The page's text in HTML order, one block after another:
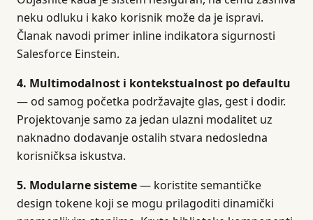
neku odluku i kako korisnik može da je ispravi.
Članak navodi primer inline indikatora sigurnosti
Salesforce Einstein.
4. Multimodalnost i kontekstualnost po defaultu
— od samog početka podržavajte glas, gest i dodir.
Projektovanje samo za jedan ulazni modalitet uz
naknadno dodavanje ostalih stvara nedosledna
korisničksa iskustva.
5. Modularne sisteme— koristite semantičke
design tokene koji se mogu prilagoditi dinamički